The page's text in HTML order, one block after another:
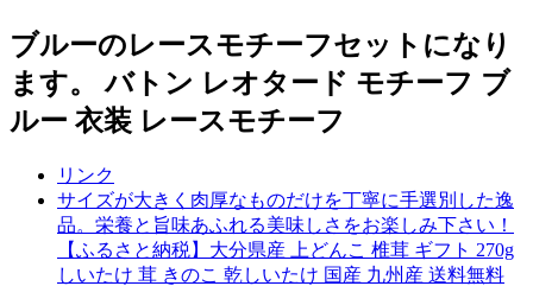
ブルーのレースモチーフセットになり
ます。 バトン レオタード モチーフ ブ
ルー 衣装 レースモチーフ
リンク
サイズが大きく肉厚なものだけを丁寧に手選別した逸
品。栄養と旨味あふれる美味しさをお楽しみ下さい！
【ふるさと納税】大分県産 上どんこ 椎茸 ギフト 270g
しいたけ 茸 きのこ 乾しいたけ 国産 九州産 送料無料